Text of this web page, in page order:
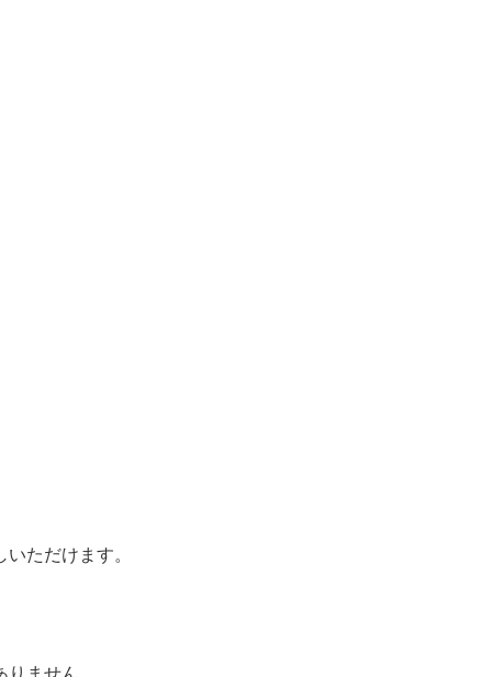
ただけます。